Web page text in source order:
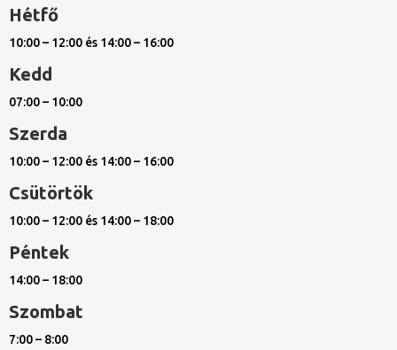
Hétfő
10:00 – 12:00 és 14:00 – 16:00
Kedd
07:00 – 10:00
Szerda
10:00 – 12:00 és 14:00 – 16:00
Csütörtök
10:00 – 12:00 és 14:00 – 18:00
Péntek
14:00 – 18:00
Szombat
7:00 – 8:00